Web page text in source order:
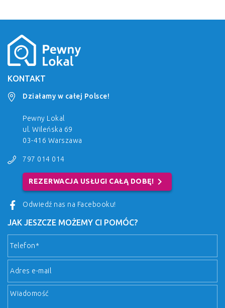
KONTAKT
Działamy w całej Polsce!
Pewny Lokal
ul. Wileńska 69
03-416 Warszawa
797 014 014
REZERWACJA USŁUGI CAŁĄ DOBĘ! chevron_right
Odwiedź nas na Facebooku!
JAK JESZCZE MOŻEMY CI POMÓC?